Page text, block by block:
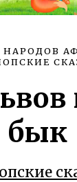
НАРОДОВ
бык